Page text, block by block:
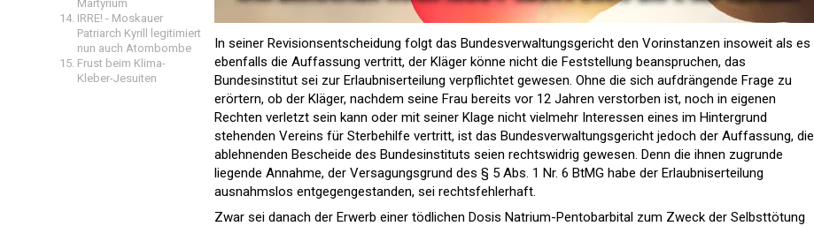
Martyrium
IRRE! - Moskauer
Patriarch Kyrill legitimiert
nun auch Atombombe
Frust beim Klima-
Kleber-Jesuiten
In seiner Revisionsentscheidung folgt das Bundesverwaltungsgericht den Vorinstanzen insoweit als es
ebenfalls die Auffassung vertritt, der Kläger könne nicht die Feststellung beanspruchen, das
Bundesinstitut sei zur Erlaubniserteilung verpflichtet gewesen. Ohne die sich aufdrängende Frage zu
erörtern, ob der Kläger, nachdem seine Frau bereits vor 12 Jahren verstorben ist, noch in eigenen
Rechten verletzt sein kann oder mit seiner Klage nicht vielmehr Interessen eines im Hintergrund
stehenden Vereins für Sterbehilfe vertritt, ist das Bundesverwaltungsgericht jedoch der Auffassung, die
ablehnenden Bescheide des Bundesinstituts seien rechtswidrig gewesen. Denn die ihnen zugrunde
liegende Annahme, der Versagungsgrund des § 5 Abs. 1 Nr. 6 BtMG habe der Erlaubniserteilung
ausnahmslos entgegengestanden, sei rechtsfehlerhaft.
Zwar sei danach der Erwerb einer tödlichen Dosis Natrium-Pentobarbital zum Zweck der Selbsttötung